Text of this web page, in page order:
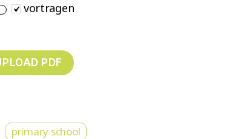
vortragen
primary school